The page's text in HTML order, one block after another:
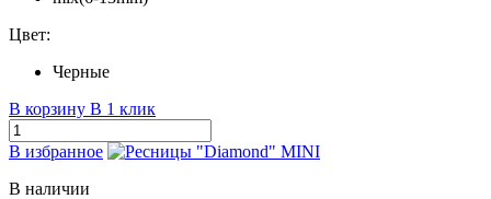
Цвет:
Черные
В корзину В 1 клик
В избранное
В наличии